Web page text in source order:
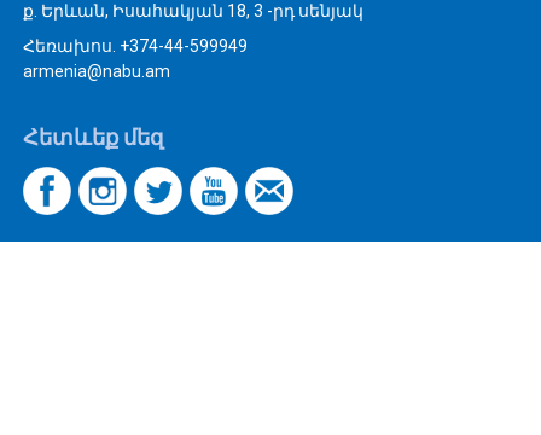
ք. Երևան, Իսահակյան 18, 3 -րդ սենյակ
Հեռախոս. +374-44-599949
armenia@nabu.am
Հետևեք մեզ